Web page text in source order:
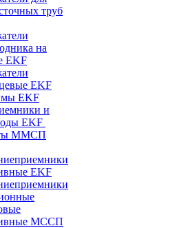
труб
на
EKF
EKF
EKF
и
EKF
ММСП
EKF
МССП